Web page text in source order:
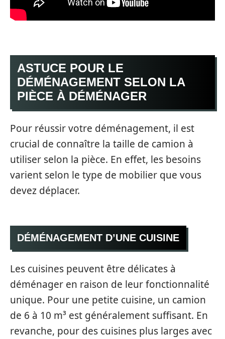
ASTUCE POUR LE
DÉMÉNAGEMENT SELON LA
PIÈCE À DÉMÉNAGER
Pour réussir votre déménagement, il est
crucial de connaître la taille de camion à
utiliser selon la pièce. En effet, les besoins
varient selon le type de mobilier que vous
devez déplacer.
DÉMÉNAGEMENT D’UNE CUISINE
Les cuisines peuvent être délicates à
déménager en raison de leur fonctionnalité
unique. Pour une petite cuisine, un camion
de 6 à 10 m³ est généralement suffisant. En
revanche, pour des cuisines plus larges avec